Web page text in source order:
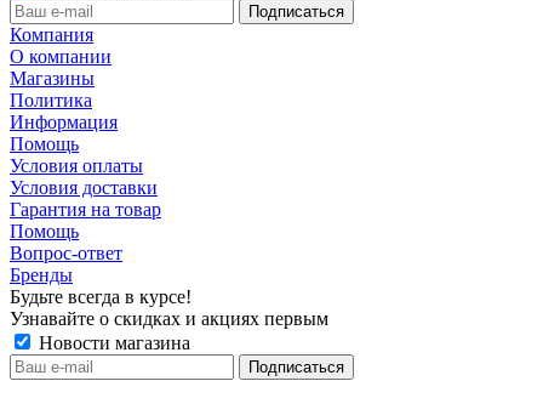
Компания
О компании
Магазины
Политика
Информация
Помощь
Условия оплаты
Условия доставки
Гарантия на товар
Помощь
Вопрос-ответ
Бренды
Будьте всегда в курсе!
Узнавайте о скидках и акциях первым
Новости магазина